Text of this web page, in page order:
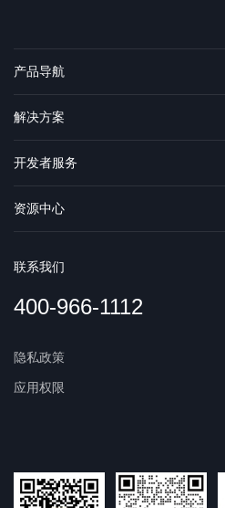
产品导航
解决方案
开发者服务
资源中心
联系我们
400-966-1112
隐私政策
应用权限